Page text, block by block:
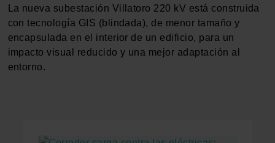
La nueva subestación Villatoro 220 kV está construida
con tecnología GIS (blindada), de menor tamaño y
encapsulada en el interior de un edificio, para un
impacto visual reducido y una mejor adaptación al
entorno.